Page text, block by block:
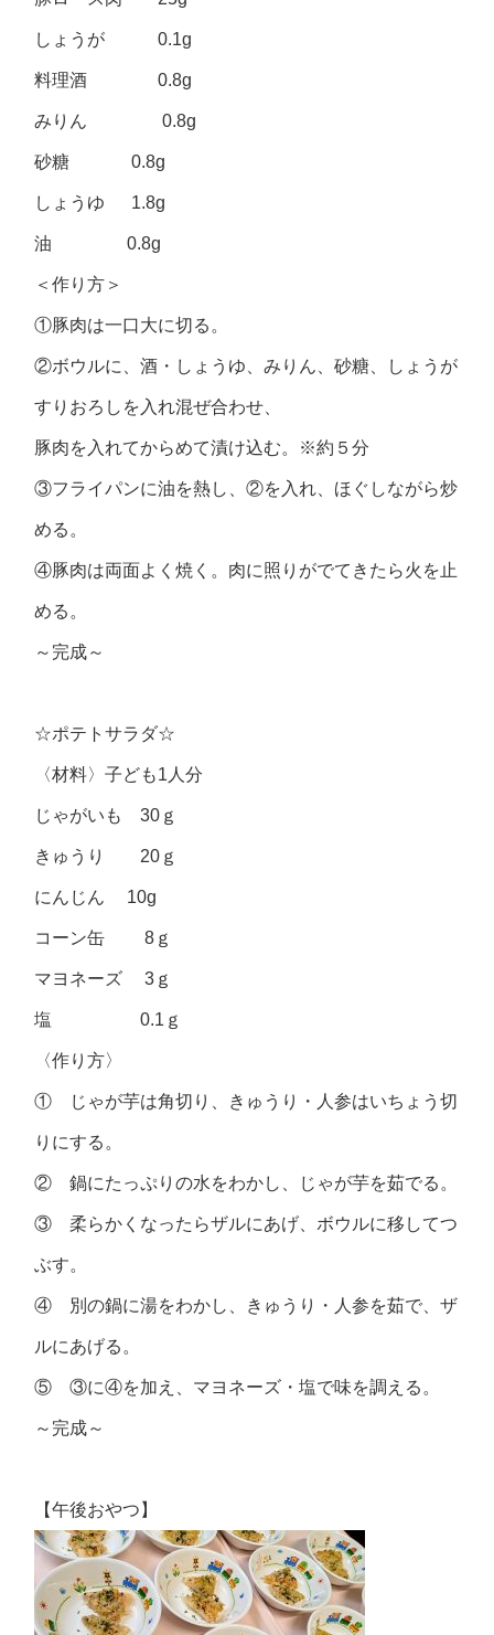
しょうが 0.1g
料理酒 0.8g
みりん 0.8g
砂糖 0.8g
しょうゆ 1.8g
油 0.8g
＜作り方＞
①豚肉は一口大に切る。
②ボウルに、酒・しょうゆ、みりん、砂糖、しょうが
すりおろしを入れ混ぜ合わせ、
豚肉を入れてからめて漬け込む。※約５分
③フライパンに油を熱し、②を入れ、ほぐしながら炒
める。
④豚肉は両面よく焼く。肉に照りがでてきたら火を止
める。
～完成～
☆ポテトサラダ☆
〈材料〉子ども1人分
じゃがいも 30ｇ
きゅうり 20ｇ
にんじん 10g
コーン缶 8ｇ
マヨネーズ 3ｇ
塩 0.1ｇ
〈作り方〉
① じゃが芋は角切り、きゅうり・人参はいちょう切
りにする。
② 鍋にたっぷりの水をわかし、じゃが芋を茹でる。
③ 柔らかくなったらザルにあげ、ボウルに移してつ
ぶす。
④ 別の鍋に湯をわかし、きゅうり・人参を茹で、ザ
ルにあげる。
⑤ ③に④を加え、マヨネーズ・塩で味を調える。
～完成～
【午後おやつ】